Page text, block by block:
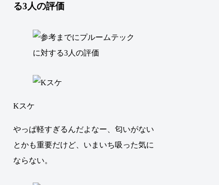
る3人の評価
Kスケ
やっぱ軽すぎるんだよなー、匂いがない
とかも重要だけど、いまいち吸った気に
ならない。